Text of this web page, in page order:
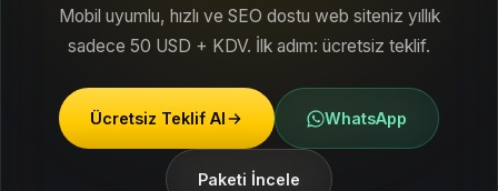
Mobil uyumlu, hızlı ve SEO dostu web siteniz yıllık
sadece 50 USD + KDV. İlk adım: ücretsiz teklif.
Ücretsiz Teklif Al WhatsApp
Paketi İncele